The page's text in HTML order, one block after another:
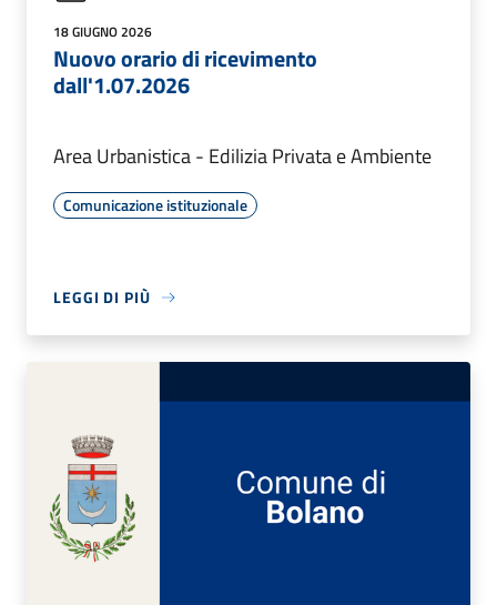
18 GIUGNO 2026
Nuovo orario di ricevimento
dall'1.07.2026
Area Urbanistica - Edilizia Privata e Ambiente
Comunicazione istituzionale
LEGGI DI PIÙ